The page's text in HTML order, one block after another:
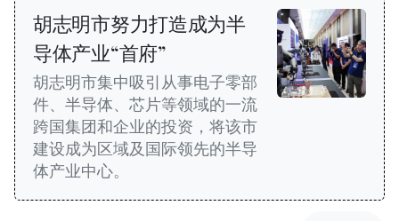
胡志明市努力打造成为半
导体产业“首府”
胡志明市集中吸引从事电子零部
件、半导体、芯片等领域的一流
跨国集团和企业的投资，将该市
建设成为区域及国际领先的半导
体产业中心。